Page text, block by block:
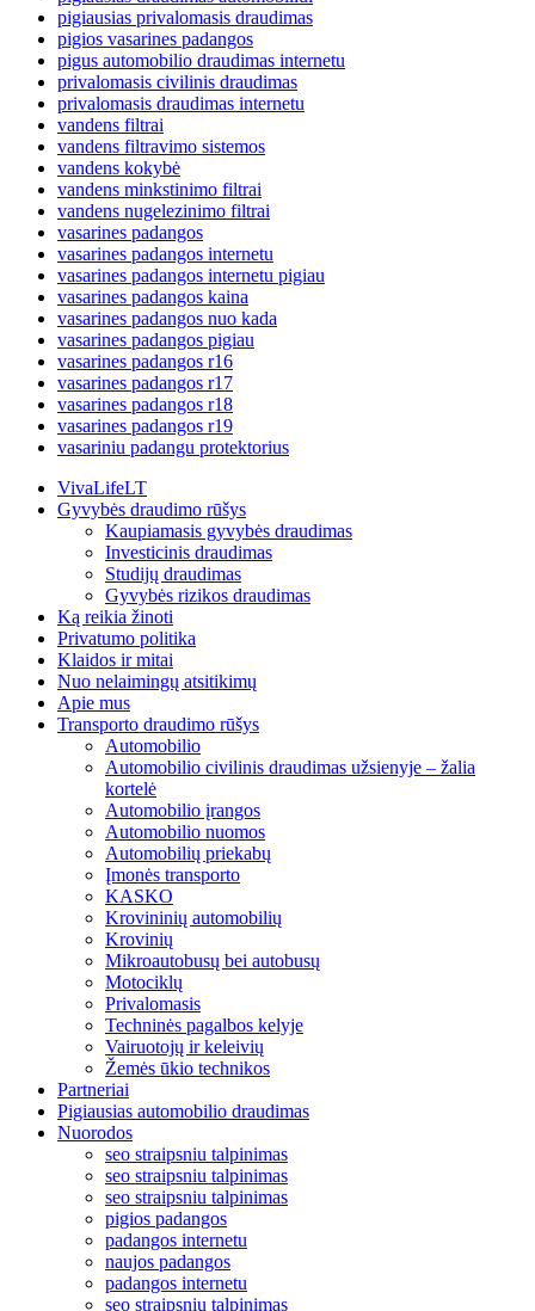
pigiausias privalomasis draudimas
pigios vasarines padangos
pigus automobilio draudimas internetu
privalomasis civilinis draudimas
privalomasis draudimas internetu
vandens filtrai
vandens filtravimo sistemos
vandens kokybė
vandens minkstinimo filtrai
vandens nugelezinimo filtrai
vasarines padangos
vasarines padangos internetu
vasarines padangos internetu pigiau
vasarines padangos kaina
vasarines padangos nuo kada
vasarines padangos pigiau
vasarines padangos r16
vasarines padangos r17
vasarines padangos r18
vasarines padangos r19
vasariniu padangu protektorius
VivaLifeLT
Gyvybės draudimo rūšys
Kaupiamasis gyvybės draudimas
Investicinis draudimas
Studijų draudimas
Gyvybės rizikos draudimas
Ką reikia žinoti
Privatumo politika
Klaidos ir mitai
Nuo nelaimingų atsitikimų
Apie mus
Transporto draudimo rūšys
Automobilio
Automobilio civilinis draudimas užsienyje – žalia
kortelė
Automobilio įrangos
Automobilio nuomos
Automobilių priekabų
Įmonės transporto
KASKO
Krovininių automobilių
Krovinių
Mikroautobusų bei autobusų
Motociklų
Privalomasis
Techninės pagalbos kelyje
Vairuotojų ir keleivių
Žemės ūkio technikos
Partneriai
Pigiausias automobilio draudimas
Nuorodos
seo straipsniu talpinimas
seo straipsniu talpinimas
seo straipsniu talpinimas
pigios padangos
padangos internetu
naujos padangos
padangos internetu
seo straipsniu talpinimas